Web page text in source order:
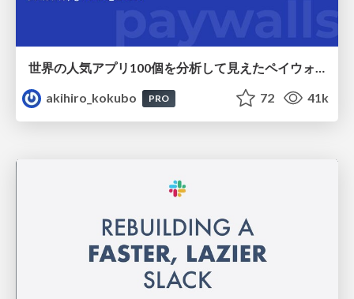
世界の人気アプリ100個を分析して見えたペイウォール設計の心得
akihiro_kokubo
PRO 72 41k